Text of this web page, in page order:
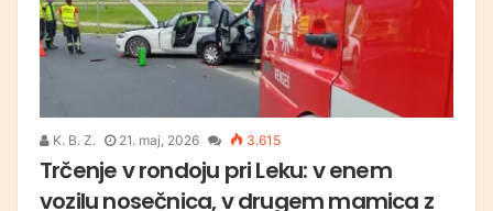
K. B. Z. 21. maj, 2026 3.615
Trčenje v rondoju pri Leku: v enem
vozilu nosečnica, v drugem mamica z